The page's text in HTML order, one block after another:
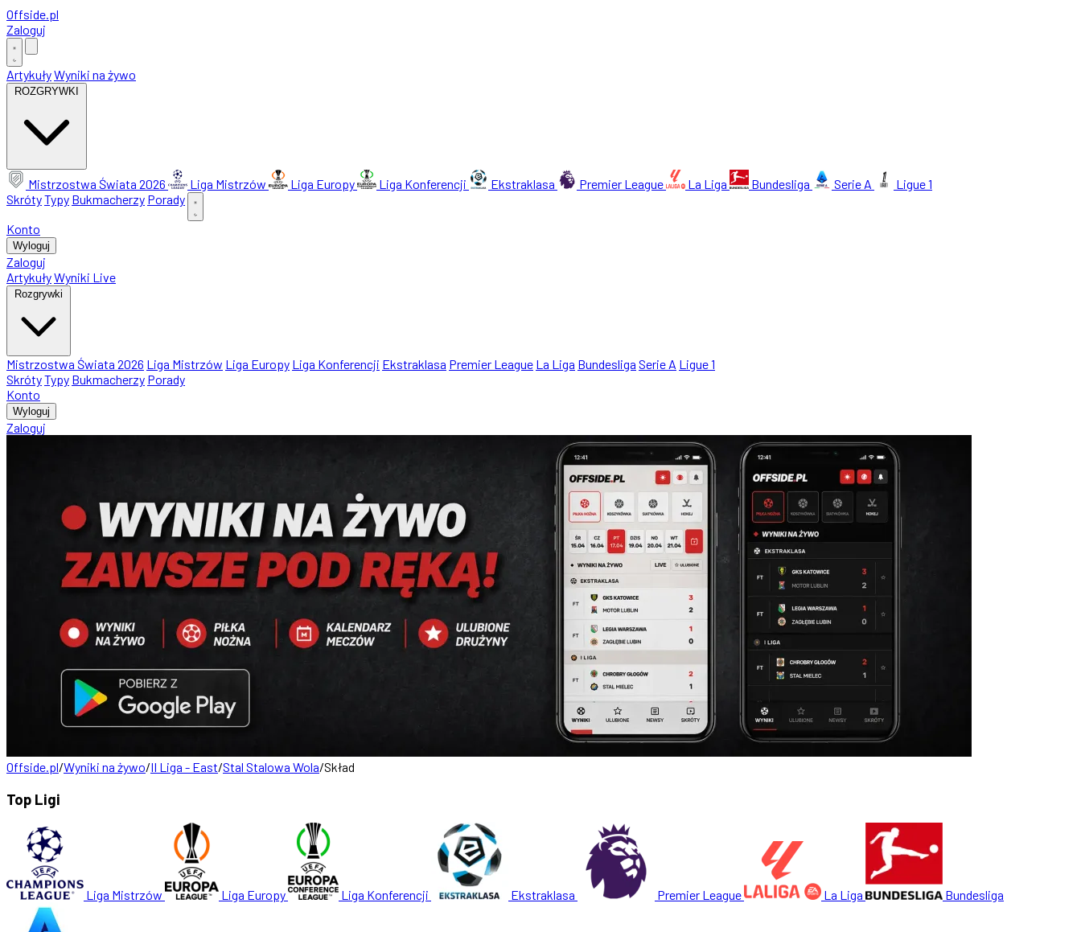
Offside.pl
Zaloguj
ArtykułyWyniki na żywo
ROZGRYWKI
Mistrzostwa Świata 2026 Liga Mistrzów Liga Europy Liga Konferencji Ekstraklasa Premier League La Liga Bundesliga Serie A
Ligue 1
SkrótyTypy Bukmacherzy Porady
Konto
Wyloguj
Zaloguj
ArtykułyWyniki Live
Rozgrywki
Mistrzostwa Świata 2026 Liga Mistrzów Liga Europy Liga Konferencji Ekstraklasa Premier League La Liga Bundesliga Serie A Ligue 1
SkrótyTypy Bukmacherzy Porady
Konto
Wyloguj
Zaloguj
Offside.pl/Wyniki na żywo/II Liga - East/Stal Stalowa Wola/Skład
Top Ligi
Liga Mistrzów Liga Europy Liga Konferencji Ekstraklasa Premier League La Liga Bundesliga